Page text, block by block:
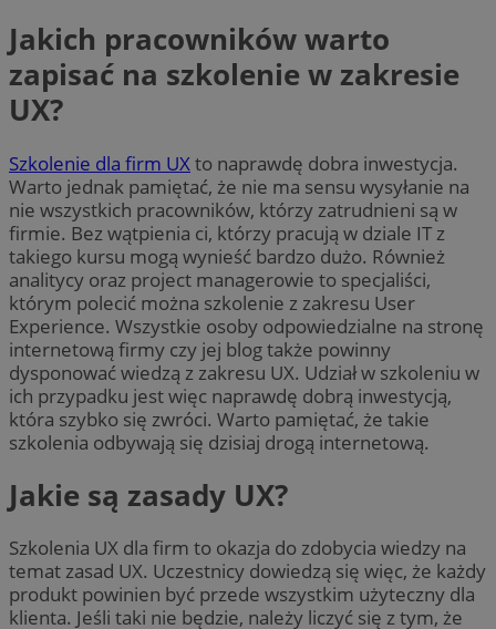
Jakich pracowników warto
zapisać na szkolenie w zakresie
UX?
Szkolenie dla firm UXto naprawdę dobra inwestycja.
Warto jednak pamiętać, że nie ma sensu wysyłanie na
nie wszystkich pracowników, którzy zatrudnieni są w
firmie. Bez wątpienia ci, którzy pracują w dziale IT z
takiego kursu mogą wynieść bardzo dużo. Również
analitycy oraz project managerowie to specjaliści,
którym polecić można szkolenie z zakresu User
Experience. Wszystkie osoby odpowiedzialne na stronę
internetową firmy czy jej blog także powinny
dysponować wiedzą z zakresu UX. Udział w szkoleniu w
ich przypadku jest więc naprawdę dobrą inwestycją,
która szybko się zwróci. Warto pamiętać, że takie
szkolenia odbywają się dzisiaj drogą internetową.
Jakie są zasady UX?
Szkolenia UX dla firm to okazja do zdobycia wiedzy na
temat zasad UX. Uczestnicy dowiedzą się więc, że każdy
produkt powinien być przede wszystkim użyteczny dla
klienta. Jeśli taki nie będzie, należy liczyć się z tym, że